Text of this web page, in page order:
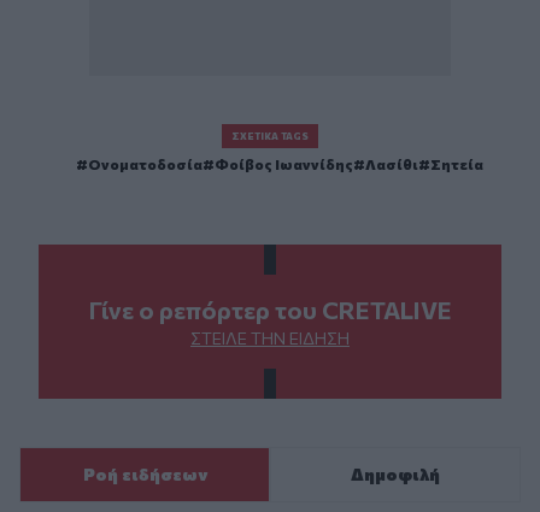
ΣΧΕΤΙΚΆ TAGS
Ονοματοδοσία Φοίβος Ιωαννίδης Λασίθι Σητεία
Γίνε ο ρεπόρτερ του CRETALIVE
ΣΤΕΊΛΕ ΤΗΝ ΕΊΔΗΣΗ
Ροή ειδήσεων Δημοφιλή